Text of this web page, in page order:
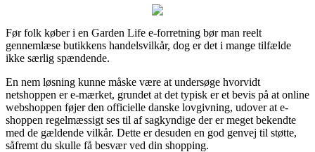
Før folk køber i en Garden Life e-forretning bør man reelt
gennemlæse butikkens handelsvilkår, dog er det i mange tilfælde
ikke særlig spændende.
En nem løsning kunne måske være at undersøge hvorvidt
netshoppen er e-mærket, grundet at det typisk er et bevis på at online
webshoppen føjer den officielle danske lovgivning, udover at e-
shoppen regelmæssigt ses til af sagkyndige der er meget bekendte
med de gældende vilkår. Dette er desuden en god genvej til støtte,
såfremt du skulle få besvær ved din shopping.